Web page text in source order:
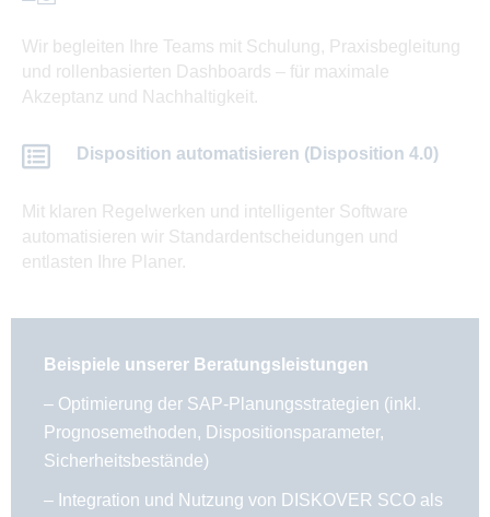
Wir begleiten Ihre Teams mit Schulung, Praxisbegleitung
und rollenbasierten Dashboards – für maximale
Akzeptanz und Nachhaltigkeit.
Disposition automatisieren (Disposition 4.0)
Mit klaren Regelwerken und intelligenter Software
automatisieren wir Standardentscheidungen und
entlasten Ihre Planer.
Beispiele unserer Beratungsleistungen
– Optimierung der SAP-Planungsstrategien (inkl.
Prognosemethoden, Dispositionsparameter,
Sicherheitsbestände)
– Integration und Nutzung von DISKOVER SCO als